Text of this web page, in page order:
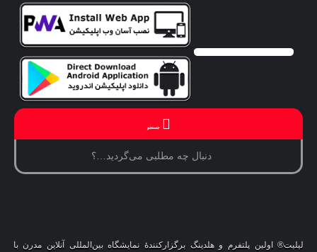
جستجو
لیلیت® اولین پلتفرم و هلدینگ برگزارکنندهٔ نمایشگاه بین‌المللی آنلاین مدرن با